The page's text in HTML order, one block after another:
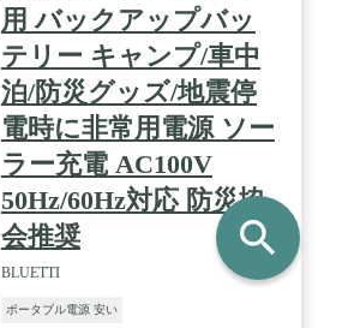
用 バックアップバッ
テリー キャンプ/車中
泊/防災グッズ/地震停
電時に非常用電源 ソー
ラー充電 AC100V
50Hz/60Hz対応 防災協
会推奨
BLUETTI
ポータブル電源 安い
search